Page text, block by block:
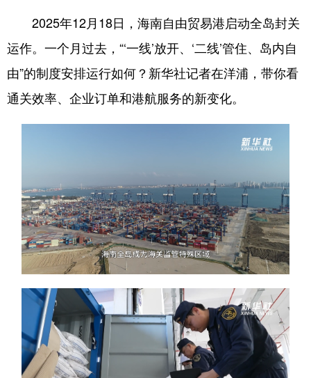
2025年12月18日，海南自由贸易港启动全岛封关
运作。一个月过去，“‘一线’放开、‘二线’管住、岛内自
由”的制度安排运行如何？新华社记者在洋浦，带你看
通关效率、企业订单和港航服务的新变化。